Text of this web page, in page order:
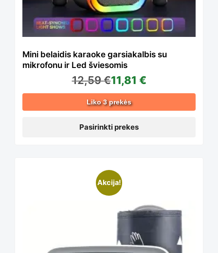
Mini belaidis karaoke garsiakalbis su
mikrofonu ir Led šviesomis
12,59€11,81 €
Liko 3 prekės
Pasirinkti prekes
The
options
may
Akcija!